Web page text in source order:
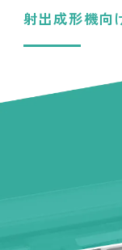
射出成形機向